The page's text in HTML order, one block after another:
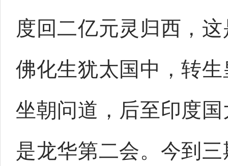
度回二亿元灵归西，
佛化生犹太国中，转
坐朝问道，后至印度
是龙华第二会。今到